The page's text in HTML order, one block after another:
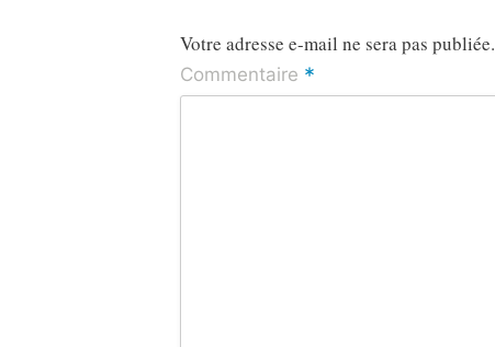
Votre adresse e-mail ne sera pas publiée.
Commentaire *